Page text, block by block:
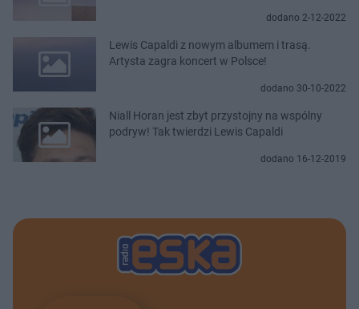
dodano 2-12-2022
Lewis Capaldi z nowym albumem i trasą.
Artysta zagra koncert w Polsce!
dodano 30-10-2022
Niall Horan jest zbyt przystojny na wspólny
podryw! Tak twierdzi Lewis Capaldi
dodano 16-12-2019